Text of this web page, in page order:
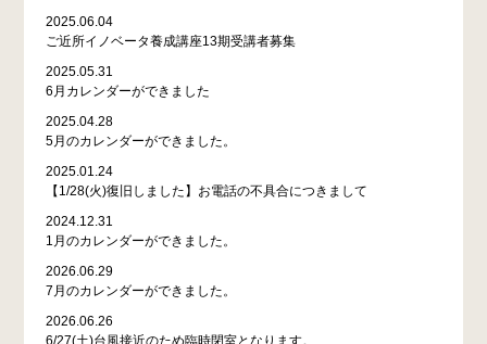
2025.06.04
ご近所イノベータ養成講座13期受講者募集
2025.05.31
6月カレンダーができました
2025.04.28
5月のカレンダーができました。
2025.01.24
【1/28(火)復旧しました】お電話の不具合につきまして
2024.12.31
1月のカレンダーができました。
2026.06.29
7月のカレンダーができました。
2026.06.26
6/27(土)台風接近のため臨時閉室となります。